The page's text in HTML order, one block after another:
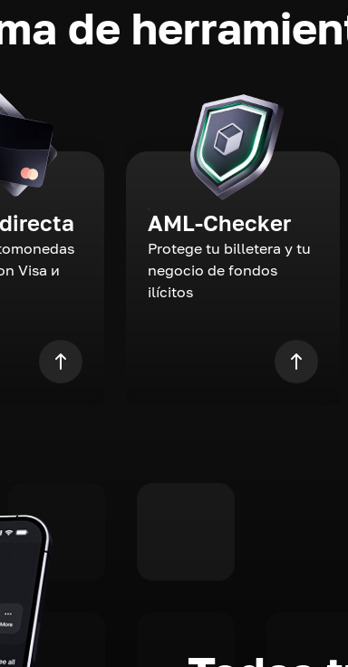
de
Visa и
AML-Checker
Protege tu billetera y tu
negocio de fondos
ilícitos